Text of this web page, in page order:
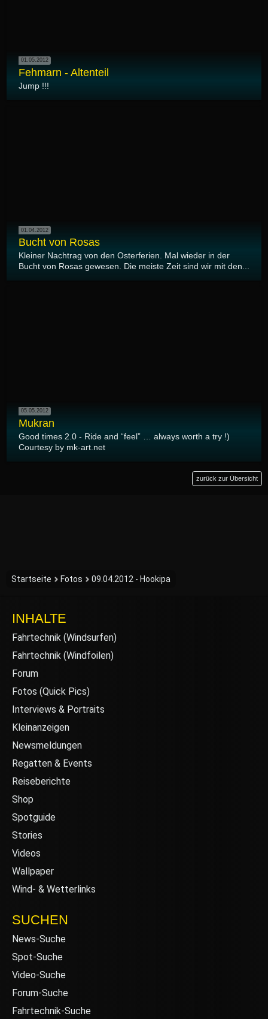
01.05.2012
Fehmarn - Altenteil
Jump !!!
01.04.2012
Bucht von Rosas
Kleiner Nachtrag von den Osterferien. Mal wieder in der
Bucht von Rosas gewesen. Die meiste Zeit sind wir mit den...
05.05.2012
Mukran
Good times 2.0 - Ride and “feel” … always worth a try !)
Courtesy by mk-art.net
zurück zur Übersicht
Startseite Fotos 09.04.2012 - Hookipa
INHALTE
Fahrtechnik (Windsurfen)
Fahrtechnik (Windfoilen)
Forum
Fotos (Quick Pics)
Interviews & Portraits
Kleinanzeigen
Newsmeldungen
Regatten & Events
Reiseberichte
Shop
Spotguide
Stories
Videos
Wallpaper
Wind- & Wetterlinks
SUCHEN
News-Suche
Spot-Suche
Video-Suche
Forum-Suche
Fahrtechnik-Suche